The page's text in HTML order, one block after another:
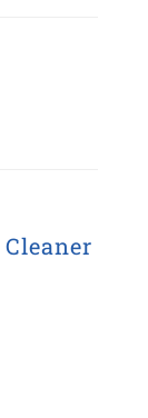
Cleaner